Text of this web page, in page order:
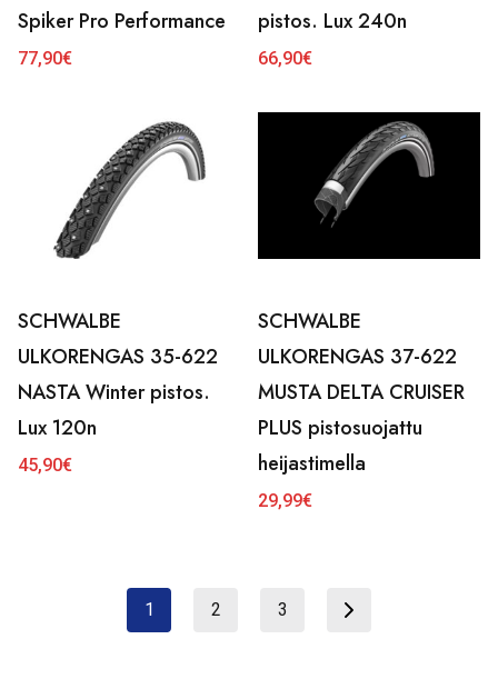
Spiker Pro Performance
77,90€
pistos. Lux 240n
66,90€
SCHWALBE
ULKORENGAS 35-622
NASTA Winter pistos.
Lux 120n
45,90€
SCHWALBE
ULKORENGAS 37-622
MUSTA DELTA CRUISER
PLUS pistosuojattu
heijastimella
29,99€
1 2 3